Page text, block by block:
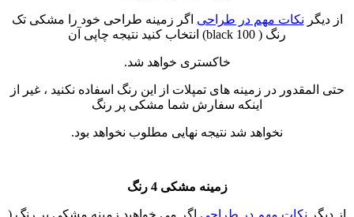
از دیگر نکات مهم در طراحی اگر زمینه طراحی خود را مشکی تک
رنگ ( black 100) انتخاب کنید نتیجه چاپی آن
خاکستری خواهد شد.
حتی المقدور در زمینه های تمپلات از این رنگ اسفاده نکنید ، غیر از
اینکه سفارش شما مشکی پر رنگ
نخواهد شد نتیجه نهایی مطلوب نخواهد بود.
زمینه مشکی 4 رنگ